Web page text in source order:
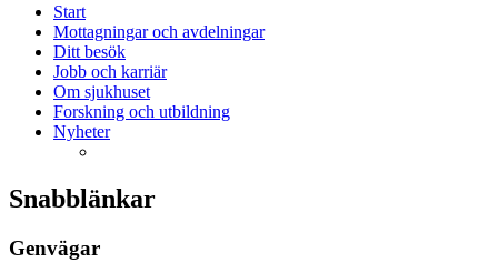
Start
Mottagningar och avdelningar
Ditt besök
Jobb och karriär
Om sjukhuset
Forskning och utbildning
Nyheter
Snabblänkar
Genvägar